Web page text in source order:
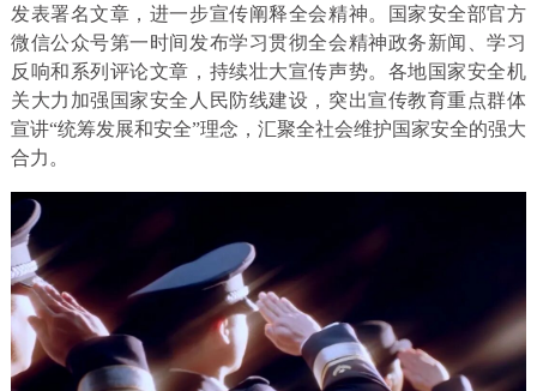
发表署名文章，进一步宣传阐释全会精神。国家安全部官方
微信公众号第一时间发布学习贯彻全会精神政务新闻、学习
反响和系列评论文章，持续壮大宣传声势。各地国家安全机
关大力加强国家安全人民防线建设，突出宣传教育重点群体
宣讲“统筹发展和安全”理念，汇聚全社会维护国家安全的强大
合力。